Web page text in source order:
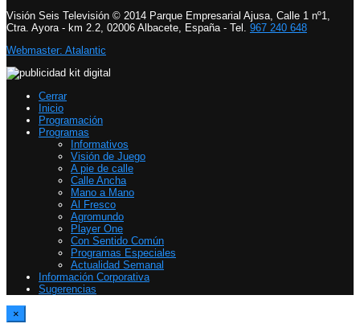
Visión Seis Televisión © 2014 Parque Empresarial Ajusa, Calle 1 nº1,
Ctra. Ayora - km 2.2, 02006 Albacete, España - Tel. 967 240 648
Webmaster: Atalantic
Cerrar
Inicio
Programación
Programas
Informativos
Visión de Juego
A pie de calle
Calle Ancha
Mano a Mano
Al Fresco
Agromundo
Player One
Con Sentido Común
Programas Especiales
Actualidad Semanal
Información Corporativa
Sugerencias
×